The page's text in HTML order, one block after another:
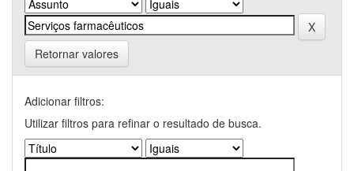
Retornar valores
Adicionar filtros:
Utilizar filtros para refinar o resultado de busca.